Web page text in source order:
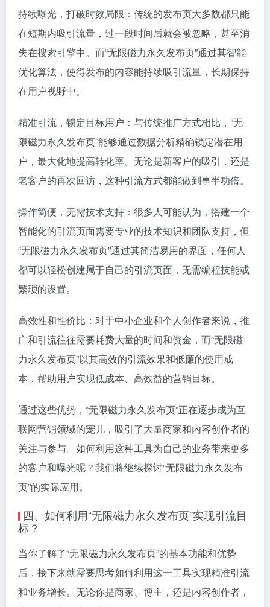
持续曝光，打破时效局限：传统的发布页大多数都只能
在短期内吸引流量，过一段时间后就会被忽略，甚至消
失在搜索引擎中。而“无限磁力永久发布页”通过其智能
优化算法，使得发布的内容能持续吸引流量，长期保持
在用户视野中。
精准引流，锁定目标用户：与传统推广方式相比，“无
限磁力永久发布页”能够通过数据分析精确锁定潜在用
户，最大化地提高转化率。无论是新客户的吸引，还是
老客户的再次回访，这种引流方式都能做到事半功倍。
操作简便，无需技术支持：很多人可能认为，搭建一个
智能化的引流页面需要专业的技术知识和团队支持，但
“无限磁力永久发布页”通过其简洁易用的界面，任何人
都可以轻松创建属于自己的引流页面，无需编程技能或
繁琐的设置。
高效性和性价比：对于中小企业和个人创作者来说，推
广和引流往往需要耗费大量的时间和资金，而“无限磁
力永久发布页”以其高效的引流效果和低廉的使用成
本，帮助用户实现低成本、高效益的营销目标。
通过这些优势，“无限磁力永久发布页”正在逐步成为互
联网营销领域的宠儿，吸引了大量商家和内容创作者的
关注与参与。如何利用这种工具为自己的业务带来更多
的客户和曝光呢？我们将继续探讨“无限磁力永久发布
页”的实际应用。
四、如何利用“无限磁力永久发布页”实现引流目
标？
当你了解了“无限磁力永久发布页”的基本功能和优势
后，接下来就需要思考如何利用这一工具实现精准引流
和业务增长。无论你是商家、博主，还是内容创作者，